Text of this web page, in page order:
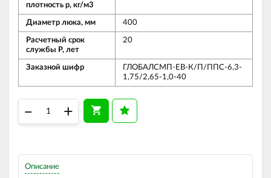
плотность р, кг/м3
Диаметр люка, мм 400
Расчетный срок
службы Р, лет
20
Заказной шифр
ГЛОБАЛСМП-ЕВ-К/П/ППС-6,3-
1,75/2,65-1,0-40
– +
Описание